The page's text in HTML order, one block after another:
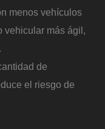
menos vehículos
vehicular más ágil,
de
el riesgo de